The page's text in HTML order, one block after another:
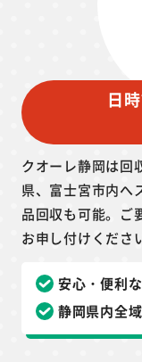
日
クオーレ静岡は回
県、富士宮市内へ
品回収も可能。ご
お申し付けくださ
安心・便利
静岡県内全